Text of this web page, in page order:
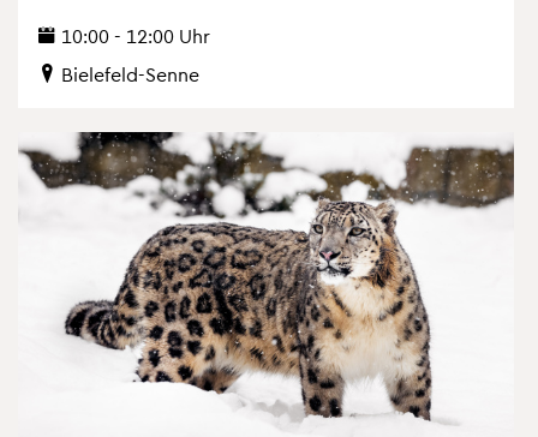
10:00 - 12:00 Uhr
Bie­le­feld-Senne